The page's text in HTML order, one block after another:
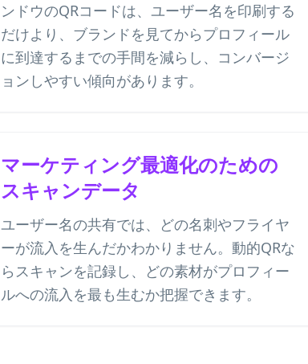
ンドウのQRコードは、ユーザー名を印刷する
だけより、ブランドを見てからプロフィール
に到達するまでの手間を減らし、コンバージ
ョンしやすい傾向があります。
マーケティング最適化のための
スキャンデータ
ユーザー名の共有では、どの名刺やフライヤ
ーが流入を生んだかわかりません。動的QRな
らスキャンを記録し、どの素材がプロフィー
ルへの流入を最も生むか把握できます。